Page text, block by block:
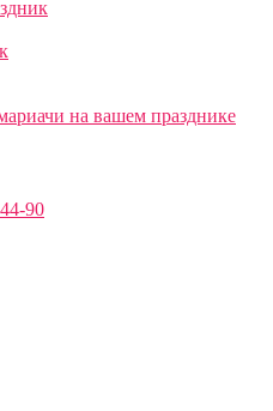
на вашем празднике
90